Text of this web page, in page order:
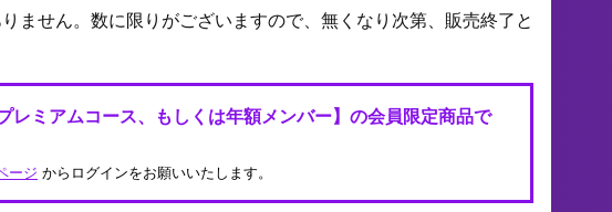
ません。数に限りがございますので、無くなり次第、販売終了と
レミアムコース、もしくは年額メンバー】の会員限定商品で
ージ からログインをお願いいたします。